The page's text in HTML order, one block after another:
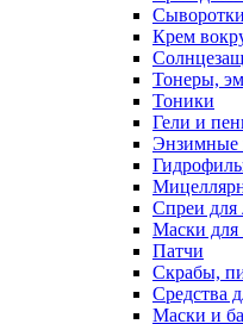
Крем
Тонеры,
Тоники
Гели и
Энзимные
Спреи для
Маски для
Патчи
Скрабы,
Средства
Маски и